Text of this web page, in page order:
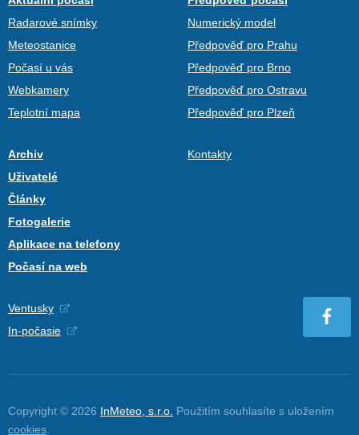
Radarové snímky
Meteostanice
Počasí u vás
Webkamery
Teplotní mapa
Numerický model
Předpověď pro Prahu
Předpověď pro Brno
Předpověď pro Ostravu
Předpověď pro Plzeň
Archiv
Uživatelé
Články
Fotogalerie
Aplikace na telefony
Počasí na web
Kontakty
Ventusky
In-počasie
Copyright © 2026 InMeteo, s.r.o. Použitím souhlasíte s uložením
cookies